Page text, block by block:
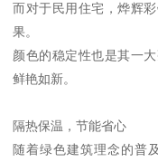
而对于民用住宅，烨辉
果。
颜色的稳定性也是其一
鲜艳如新。
隔热保温，节能省心
随着绿色建筑理念的普